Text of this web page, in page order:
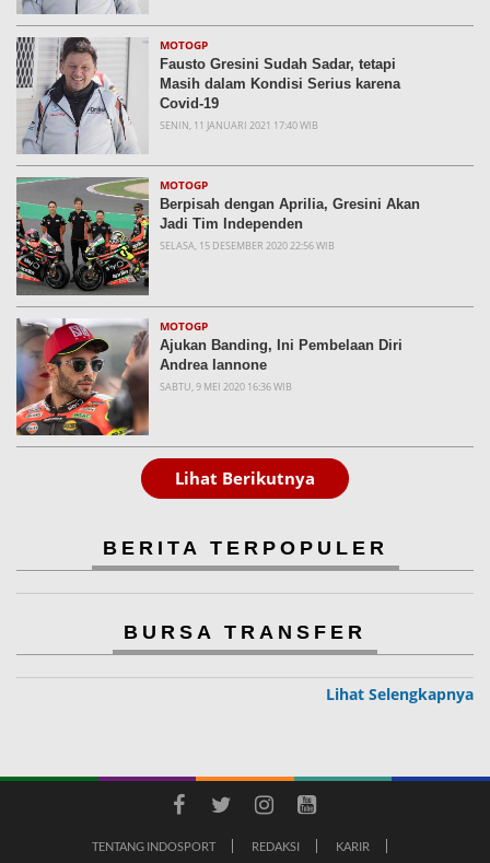
MOTOGP
Fausto Gresini Sudah Sadar, tetapi
Masih dalam Kondisi Serius karena
Covid-19
SENIN, 11 JANUARI 2021 17:40 WIB
MOTOGP
Berpisah dengan Aprilia, Gresini Akan
Jadi Tim Independen
SELASA, 15 DESEMBER 2020 22:56 WIB
MOTOGP
Ajukan Banding, Ini Pembelaan Diri
Andrea Iannone
SABTU, 9 MEI 2020 16:36 WIB
Lihat Berikutnya
BERITA TERPOPULER
BURSA TRANSFER
Lihat Selengkapnya
TENTANG INDOSPORT REDAKSI KARIR